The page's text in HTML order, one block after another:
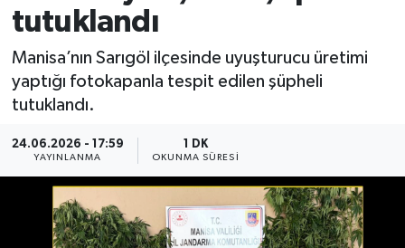
tutuklandı
Manisa’nın Sarıgöl ilçesinde uyuşturucu üretimi
yaptığı fotokapanla tespit edilen şüpheli
tutuklandı.
24.06.2026 - 17:59
YAYINLANMA
1 DK
OKUNMA SÜRESI
Gündem
Resmi İlan
Siyaset
Spor
Türkiye
Yaşam
Tüm Manşetler
Son Dakika Haberleri
Haber Arşivi